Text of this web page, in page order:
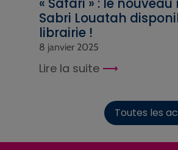
Sabri Louatah
librairie !
8 janvier 2025
Lire la suite
Toutes les